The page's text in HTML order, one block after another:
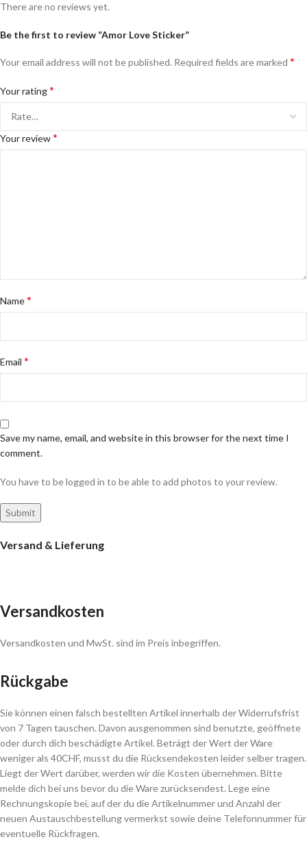
There are no reviews yet.
Be the first to review “Amor Love Sticker”
Your email address will not be published. Required fields are marked *
Your rating*
Your review*
Name*
Email *
Save my name, email, and website in this browser for the next time I
comment.
You have to be logged in to be able to add photos to your review.
Versand & Lieferung
Versandkosten
Versandkosten und MwSt. sind im Preis inbegriffen.
Rückgabe
Sie können einen falsch bestellten Artikel innerhalb der Widerrufsfrist
von 7 Tagen tauschen. Davon ausgenommen sind benutzte, geöffnete
oder durch dich beschädigte Artikel. Beträgt der Wert der Ware
weniger als 40CHF, musst du die Rücksendekosten leider selber tragen.
Liegt der Wert darüber, werden wir die Kosten übernehmen. Bitte
melde dich bei uns bevor du die Ware zurücksendest. Lege eine
Rechnungskopie bei, auf der du die Artikelnummer und Anzahl der
neuen Austauschbestellung vermerkst sowie deine Telefonnummer für
eventuelle Rückfragen.